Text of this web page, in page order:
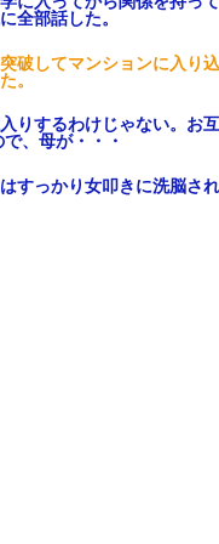
全部話した。
破してマンションに入り
。
りするわけじゃない。お
、母が・・・
すっかり女叩きに洗脳さ